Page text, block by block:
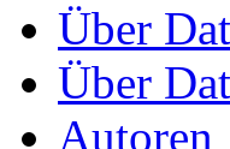
Über
Über
Autoren